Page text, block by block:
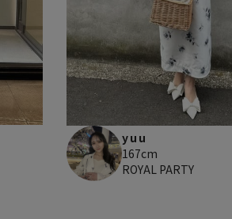
yuu
167cm
ROYAL PARTY